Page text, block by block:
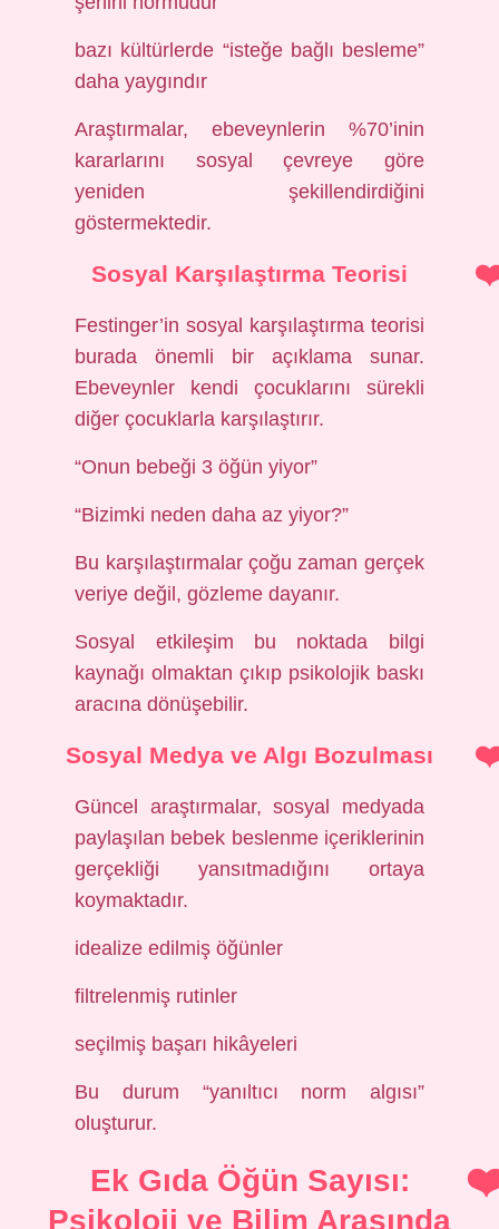
bazı kültürlerde “isteğe bağlı besleme”
daha yaygındır
Araştırmalar, ebeveynlerin %70’inin
kararlarını sosyal çevreye göre
yeniden şekillendirdiğini
göstermektedir.
Sosyal Karşılaştırma Teorisi
Festinger’in sosyal karşılaştırma teorisi
burada önemli bir açıklama sunar.
Ebeveynler kendi çocuklarını sürekli
diğer çocuklarla karşılaştırır.
“Onun bebeği 3 öğün yiyor”
“Bizimki neden daha az yiyor?”
Bu karşılaştırmalar çoğu zaman gerçek
veriye değil, gözleme dayanır.
Sosyal etkileşim bu noktada bilgi
kaynağı olmaktan çıkıp psikolojik baskı
aracına dönüşebilir.
Sosyal Medya ve Algı Bozulması
Güncel araştırmalar, sosyal medyada
paylaşılan bebek beslenme içeriklerinin
gerçekliği yansıtmadığını ortaya
koymaktadır.
idealize edilmiş öğünler
filtrelenmiş rutinler
seçilmiş başarı hikâyeleri
Bu durum “yanıltıcı norm algısı”
oluşturur.
Ek Gıda Öğün Sayısı:
Psikoloji ve Bilim Arasında